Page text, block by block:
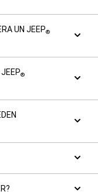
UN JEEP®
JEEP®